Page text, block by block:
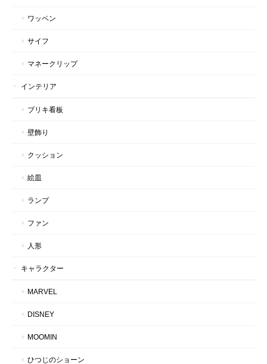
ワッペン
サイフ
マネークリップ
インテリア
ブリキ看板
壁飾り
クッション
絵皿
ランプ
ファン
人形
キャラクター
MARVEL
DISNEY
MOOMIN
ひつじのショーン